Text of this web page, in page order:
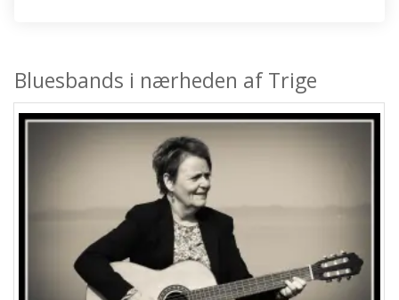
Bluesbands i nærheden af Trige